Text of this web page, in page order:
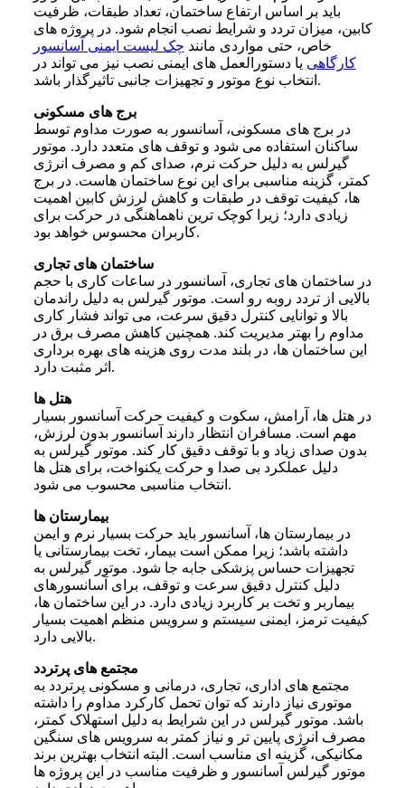
باید بر اساس ارتفاع ساختمان، تعداد طبقات، ظرفیت
کابین، میزان تردد و شرایط نصب انجام شود. در پروژه های
خاص، حتی مواردی مانند چک لیست ایمنی آسانسور
کارگاهی یا دستورالعمل های ایمنی نصب نیز می تواند در
انتخاب نوع موتور و تجهیزات جانبی تاثیرگذار باشد.
برج های مسکونی
در برج های مسکونی، آسانسور به صورت مداوم توسط
ساکنان استفاده می شود و توقف های متعدد دارد. موتور
گیرلس به دلیل حرکت نرم، صدای کم و مصرف انرژی
کمتر، گزینه مناسبی برای این نوع ساختمان هاست. در برج
ها، کیفیت توقف در طبقات و کاهش لرزش کابین اهمیت
زیادی دارد؛ زیرا کوچک ترین ناهماهنگی در حرکت برای
کاربران محسوس خواهد بود.
ساختمان های تجاری
در ساختمان های تجاری، آسانسور در ساعات کاری با حجم
بالایی از تردد روبه رو است. موتور گیرلس به دلیل راندمان
بالا و توانایی کنترل دقیق سرعت، می تواند فشار کاری
مداوم را بهتر مدیریت کند. همچنین کاهش مصرف برق در
این ساختمان ها، در بلند مدت روی هزینه های بهره برداری
اثر مثبت دارد.
هتل ها
در هتل ها، آرامش، سکوت و کیفیت حرکت آسانسور بسیار
مهم است. مسافران انتظار دارند آسانسور بدون لرزش،
بدون صدای زیاد و با توقف دقیق کار کند. موتور گیرلس به
دلیل عملکرد بی صدا و حرکت یکنواخت، برای هتل ها
انتخاب مناسبی محسوب می شود.
بیمارستان ها
در بیمارستان ها، آسانسور باید حرکت بسیار نرم و ایمن
داشته باشد؛ زیرا ممکن است بیمار، تخت بیمارستانی یا
تجهیزات حساس پزشکی جابه جا شود. موتور گیرلس به
دلیل کنترل دقیق سرعت و توقف، برای آسانسورهای
بیماربر و تخت بر کاربرد زیادی دارد. در این ساختمان ها،
کیفیت ترمز، ایمنی سیستم و سرویس منظم اهمیت بسیار
بالایی دارد.
مجتمع های پرتردد
مجتمع های اداری، تجاری، درمانی و مسکونی پرتردد به
موتوری نیاز دارند که توان تحمل کارکرد مداوم را داشته
باشد. موتور گیرلس در این شرایط به دلیل استهلاک کمتر،
مصرف انرژی پایین تر و نیاز کمتر به سرویس های سنگین
مکانیکی، گزینه ای مناسب است. البته انتخاب بهترین برند
موتور گیرلس آسانسور و ظرفیت مناسب در این پروژه ها